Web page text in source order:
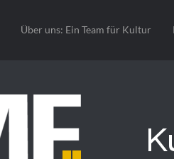
Über uns: Ein Team für Kultur